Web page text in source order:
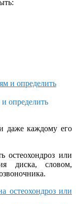
определить
даже каждому его
остеохондроз или
диска, словом,